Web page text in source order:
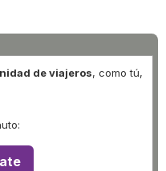
de viajeros, como tú,